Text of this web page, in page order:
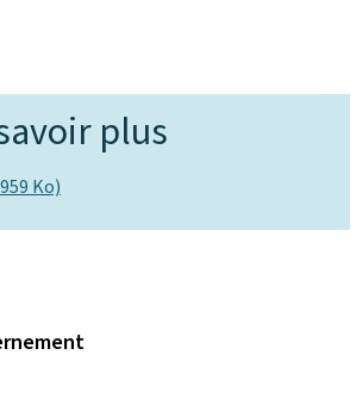
plus
Ko)